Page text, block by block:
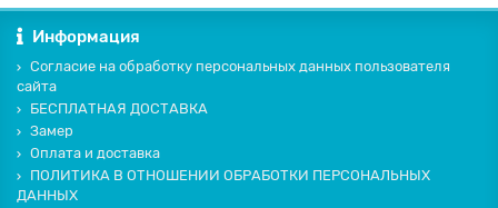
Информация
Согласие на обработку персональных данных пользователя
сайта
БЕСПЛАТНАЯ ДОСТАВКА
Замер
Оплата и доставка
ПОЛИТИКА В ОТНОШЕНИИ ОБРАБОТКИ ПЕРСОНАЛЬНЫХ
ДАННЫХ